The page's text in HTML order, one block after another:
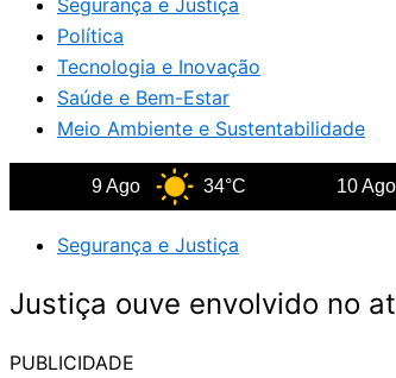
Segurança e Justiça
Política
Tecnologia e Inovação
Saúde e Bem-Estar
Meio Ambiente e Sustentabilidade
34°C
Segurança e Justiça
Justiça ouve envolvido no
PUBLICIDADE